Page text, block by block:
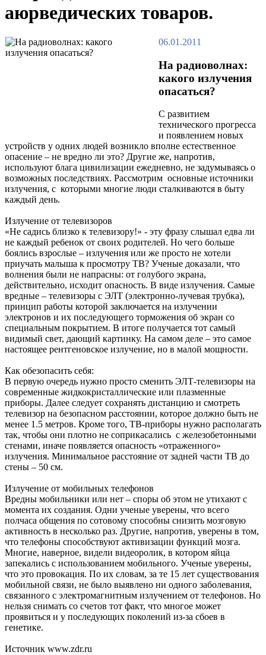
аюрведических товаров.
06.01.2011
На радиоволнах:
какого излучения
опасаться?
С развитием
технического прогресса
и появлением новых
устройств у одних людей возникло вполне естественное
опасение – не вредно ли это? Другие же, напротив,
используют блага цивилизации ежедневно, не задумываясь о
возможных последствиях. Рассмотрим основные источники
излучения, с которыми многие люди сталкиваются в быту
каждый день.
Излучение от телевизоров
«Не садись близко к телевизору!» - эту фразу слышал едва ли
не каждый ребенок от своих родителей. Но чего больше
боялись взрослые – излучения или же просто не хотели
приучать малыша к просмотру ТВ? Ученые доказали, что
волнения были не напрасны: от голубого экрана,
действительно, исходит опасность. В виде излучения. Самые
вредные – телевизоры с ЭЛТ (электронно-лучевая трубка),
принцип работы которой заключается на излучении
электронов и их последующего торможения об экран со
специальным покрытием. В итоге получается тот самый
видимый свет, дающий картинку. На самом деле – это самое
настоящее рентгеновское излучение, но в малой мощности.
Как обезопасить себя:
В первую очередь нужно просто сменить ЭЛТ-телевизоры на
современные жидкокристаллические или плазменные
приборы. Далее следует сохранять дистанцию и смотреть
телевизор на безопасном расстоянии, которое должно быть не
менее 1.5 метров. Кроме того, ТВ-приборы нужно располагать
так, чтобы они плотно не соприкасались с железобетонными
стенами, иначе появляется опасность «отраженного»
излучения. Минимальное расстояние от задней части ТВ до
стены – 50 см.
Излучение от мобильных телефонов
Вредны мобильники или нет – споры об этом не утихают с
момента их создания. Одни ученые уверены, что всего
полчаса общения по сотовому способны снизить мозговую
активность в несколько раз. Другие, напротив, уверены в том,
что телефоны способствуют активизации функций мозга.
Многие, наверное, видели видеоролик, в котором яйца
запекались с использованием мобильного. Ученые уверены,
что это провокация. По их словам, за те 15 лет существования
мобильной связи, не было выявлено ни одного заболевания,
связанного с электромагнитным излучением от телефонов. Но
нельзя снимать со счетов тот факт, что многое может
проявиться и у последующих поколений из-за сбоев в
генетике.
Источник www.zdr.ru